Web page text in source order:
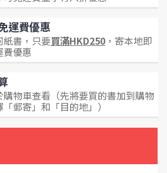
運費優惠
紙書，只要買滿HKD250 ，寄本地即
費優惠
購物車查看（先將要買的書加到購物
郵寄」和「目的地」）